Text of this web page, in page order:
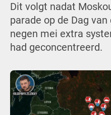
Dit volgt nadat
parade op de Dag
negen mei extra
had geconcentreerd.